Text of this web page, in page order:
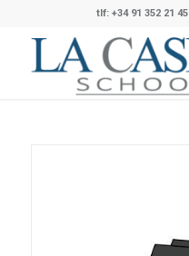
tlf: +34 91 352 21 45